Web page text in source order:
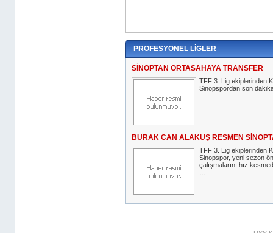
PROFESYONEL LİGLER
SİNOPTAN ORTASAHAYA TRANSFER
TFF 3. Lig ekiplerinden
Sinopspordan son
BURAK CAN ALAKUŞ RESMEN
TFF 3. Lig ekiplerinden
Sinopspor, yeni sezon
çalışmalarını hız